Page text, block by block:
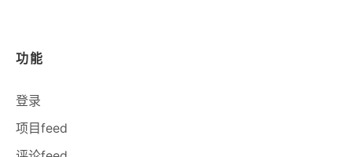
功能
登录
项目feed